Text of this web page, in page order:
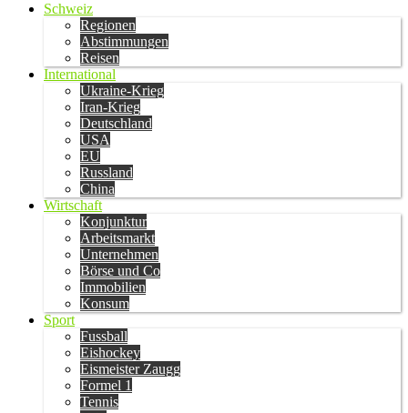
Schweiz
Regionen
Abstimmungen
Reisen
International
Ukraine-Krieg
Iran-Krieg
Deutschland
USA
EU
Russland
China
Wirtschaft
Konjunktur
Arbeitsmarkt
Unternehmen
Börse und Co
Immobilien
Konsum
Sport
Fussball
Eishockey
Eismeister Zaugg
Formel 1
Tennis